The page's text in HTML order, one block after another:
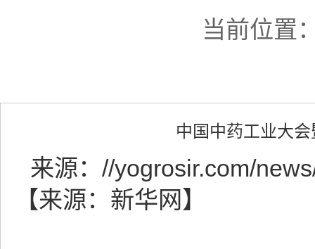
当前位置
中国中药工业大
来源： //yogrosir.com/
【来源：新华网】